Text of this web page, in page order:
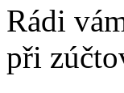
Rádi
při